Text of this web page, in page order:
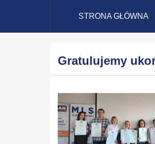
STRONA GŁÓWNA
Gratulujemy